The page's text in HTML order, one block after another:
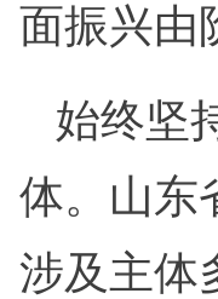
面振兴由
始终坚
体。山东
涉及主体